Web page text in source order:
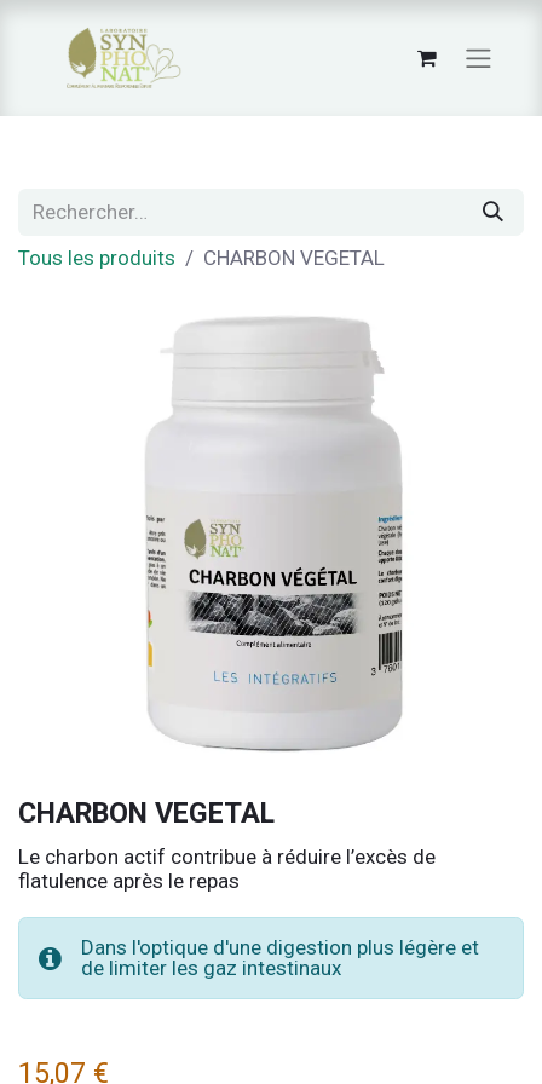
Tous les produits CHARBON VEGETAL
CHARBON VEGETAL
Le charbon actif contribue à réduire l’excès de
flatulence après le repas
Dans l'optique d'une digestion plus légère et
de limiter les gaz intestinaux
15,07 €